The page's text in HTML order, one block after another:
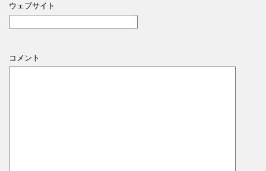
ウェブサイト
コメント